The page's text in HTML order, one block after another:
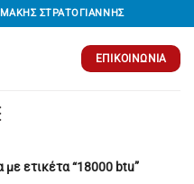
ΣΤΡΑΤΟΓΙΑΝΝΗΣ
ΕΠΙΚΟΙΝΩΝΊΑ
με ετικέτα “18000 btu”